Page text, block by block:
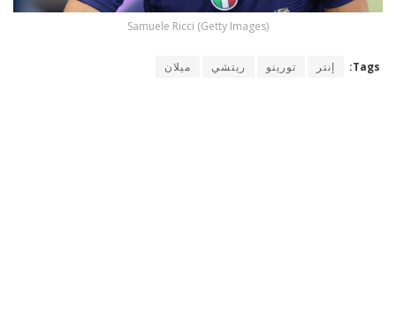
Samuele Ricci (Getty Images)
Tags: إنتر تورينو ريتشي ميلان